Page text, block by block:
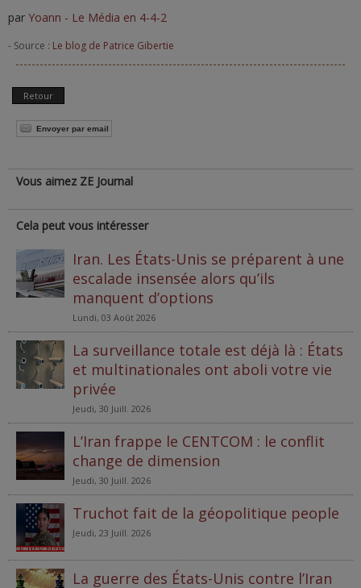
par Yoann - Le Média en 4-4-2
- Source : Le blog de Patrice Gibertie
Retour
Envoyer par email
Vous aimez ZE Journal
Cela peut vous intéresser
Iran. Les États-Unis se préparent à une
escalade insensée alors qu’ils
manquent d’options
Lundi, 03 Août 2026
La surveillance totale est déjà là : États
et multinationales ont aboli votre vie
privée
Jeudi, 30 Juill. 2026
L’Iran frappe le CENTCOM : le conflit
change de dimension
Jeudi, 30 Juill. 2026
Truchot fait de la géopolitique people
Jeudi, 23 Juill. 2026
La guerre des États-Unis contre l’Iran